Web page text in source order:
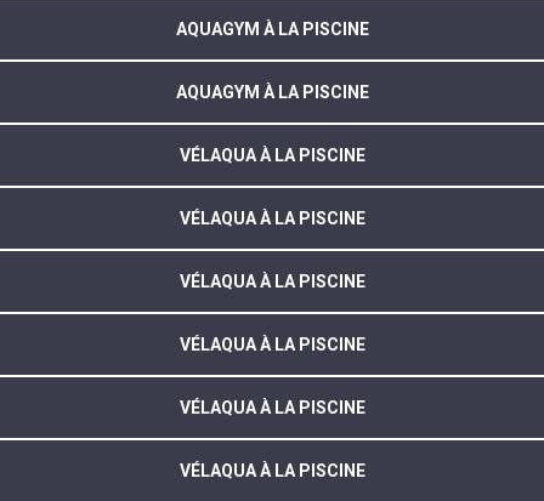
AQUAGYM À LA PISCINE
AQUAGYM À LA PISCINE
VÉLAQUA À LA PISCINE
VÉLAQUA À LA PISCINE
VÉLAQUA À LA PISCINE
VÉLAQUA À LA PISCINE
VÉLAQUA À LA PISCINE
VÉLAQUA À LA PISCINE